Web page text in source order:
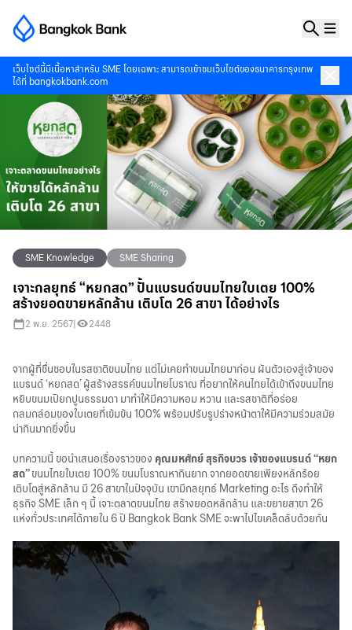
เว็บไซต์นี้มีเนื้อหาสำหรับ SME โดยเฉพาะ สามารถเข้าชมเว็บไซต์ของธนาคารกรุงเทพ
ได้ที่ bangkokbank.com
SME Knowledge SME Sharing
เจาะกลยุทธ์ “หยกสด” ปั้นแบรนด์ขนมไทยใบเตย 100%
สร้างยอดขายหลักล้าน เติบโต 26 สาขา ได้อย่างไร
2 พ.ย. 2567 2448
จากผู้ที่ชื่นชอบในรสชาติขนมไทย แต่ไม่เคยทำขนมไทยมาก่อน ผันตัวเองสู่เจ้าของ
แบรนด์ ‘หยกสด’ ผู้สร้างสรรค์ขนมไทยโบราณ ที่อยากให้คนไทยได้เข้าถึงขนมไทย
หยิบขนมเปียกปูนธรรมดา มาทำให้มีความหอม หวาน และรสชาติที่อร่อย
กลมกล่อมของใบเตยที่เข้มข้น 100% พร้อมปรับรูปร่างหน้าตาให้มีความร่วมสมัย
น่ากินมากยิ่งขึ้น
บทความนี้ ขอนำเสนอเรื่องราวของ คุณมหศักย์ สุรกิจบวร เจ้าของแบรนด์ “หยก
สด”ขนมไทยใบเตย 100% ขนมโบราณหากินยาก จากยอดขายเพียงหลักร้อย
เติบโตสู่หลักล้าน มี 26 สาขาในปัจจุบัน เขามีกลยุทธ์ Marketing อะไร ถึงทำให้
ธุรกิจ SME เล็ก ๆ นี้ เจาะตลาดขนมไทย สร้างยอดหลักล้าน และขยายสาขา 26
แห่งทั่วประเทศได้ภายใน 6 ปี Bangkok Bank SME จะพาไปไขเคล็ดลับด้วยกัน